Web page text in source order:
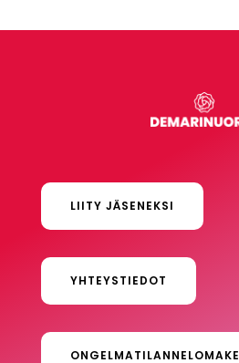
LIITY JÄSENEKSI
YHTEYSTIEDOT
ONGELMATILANNELOMAKE